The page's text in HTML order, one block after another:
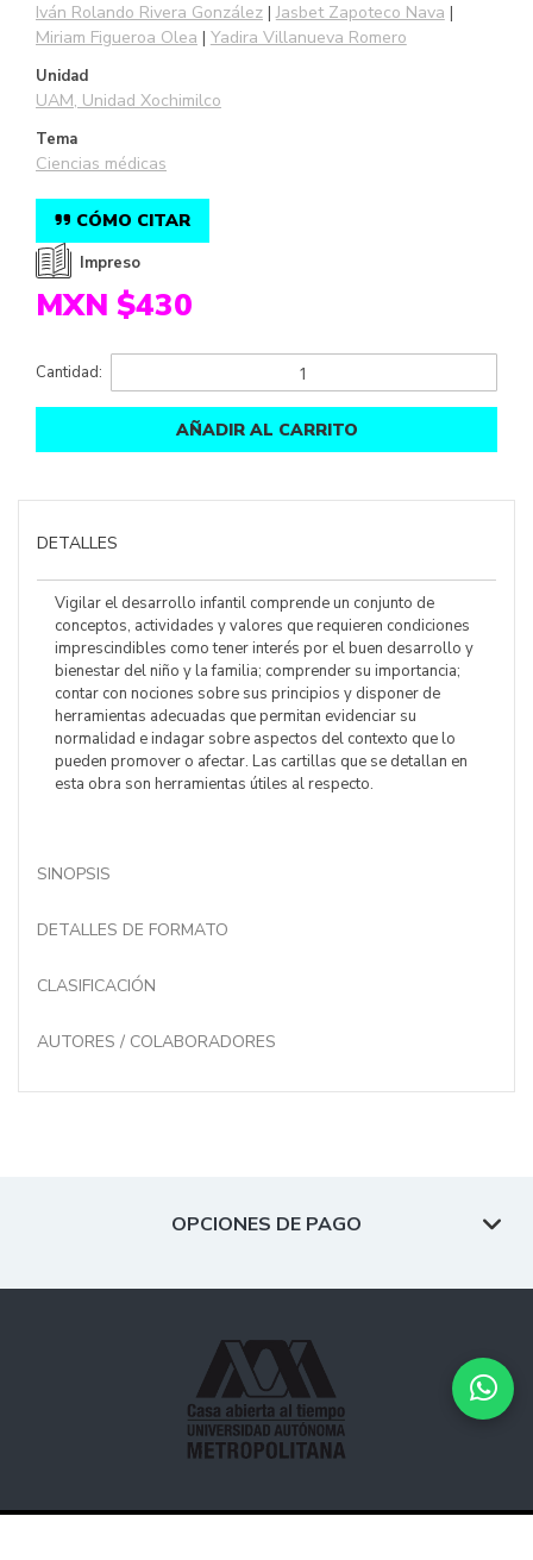
Iván Rolando Rivera González Jasbet Zapoteco Nava
Miriam Figueroa Olea
Yadira Villanueva Romero
Unidad
UAM, Unidad Xochimilco
Tema
Ciencias médicas
CÓMO CITAR
Impreso
MXN $430
Cantidad:
AÑADIR AL CARRITO
DETALLES
Vigilar el desarrollo infantil comprende un conjunto de
conceptos, actividades y valores que requieren condiciones
imprescindibles como tener interés por el buen desarrollo y
bienestar del niño y la familia; comprender su importancia;
contar con nociones sobre sus principios y disponer de
herramientas adecuadas que permitan evidenciar su
normalidad e indagar sobre aspectos del contexto que lo
pueden promover o afectar. Las cartillas que se detallan en
esta obra son herramientas útiles al respecto.
SINOPSIS
DETALLES DE FORMATO
CLASIFICACIÓN
AUTORES / COLABORADORES
OPCIONES DE PAGO